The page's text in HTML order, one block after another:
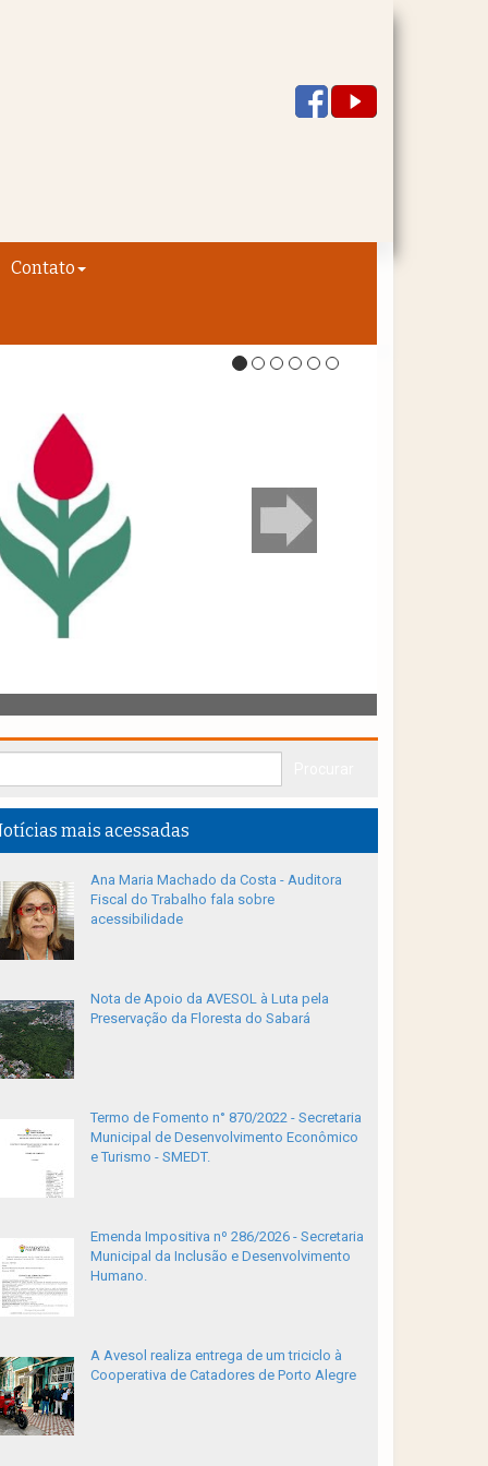
Contato
mais acessadas
Ana Maria Machado da Costa - Auditora
Fiscal do Trabalho fala sobre
acessibilidade
Nota de Apoio da AVESOL à Luta pela
Preservação da Floresta do Sabará
Termo de Fomento n° 870/2022 - Secretaria
Municipal de Desenvolvimento Econômico
e Turismo - SMEDT.
Emenda Impositiva nº 286/2026 - Secretaria
Municipal da Inclusão e Desenvolvimento
Humano.
A Avesol realiza entrega de um triciclo à
Cooperativa de Catadores de Porto Alegre